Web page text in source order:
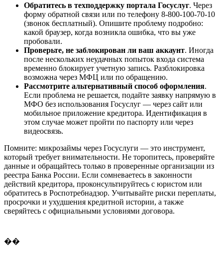
Обратитесь в техподдержку портала Госуслуг. Через
форму обратной связи или по телефону 8‑800‑100‑70‑10
(звонок бесплатный). Опишите проблему подробно:
какой браузер, когда возникла ошибка, что вы уже
пробовали.
Проверьте, не заблокирован ли ваш аккаунт. Иногда
после нескольких неудачных попыток входа система
временно блокирует учетную запись. Разблокировка
возможна через МФЦ или по обращению.
Рассмотрите альтернативный способ оформления.
Если проблема не решается, подайте заявку напрямую в
МФО без использования Госуслуг — через сайт или
мобильное приложение кредитора. Идентификация в
этом случае может пройти по паспорту или через
видеосвязь.
Помните: микрозаймы через Госуслуги — это инструмент,
который требует внимательности. Не торопитесь, проверяйте
данные и обращайтесь только в проверенные организации из
реестра Банка России. Если сомневаетесь в законности
действий кредитора, проконсультируйтесь с юристом или
обратитесь в Роспотребнадзор. Учитывайте риски переплаты,
просрочки и ухудшения кредитной истории, а также
сверяйтесь с официальными условиями договора.
��